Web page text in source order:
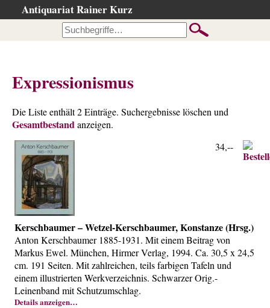
Antiquariat Rainer Kurz
…nach Beschreibung
…nach Kategorie
…nach Schlagwort
…nach Person
Neuzugänge
…der letzten Wochen
…der letzten Tage
Suchergebnisse
Ankauf
Warenkorb
Über uns
Kontakt
Expressionismus
Die Liste enthält 2 Einträge. Suchergebnisse löschen und
Gesamtbestandanzeigen.
Kerschbaumer – Wetzel-Kerschbaumer, Konstanze (Hrsg.)
Anton Kerschbaumer 1885-1931. Mit einem Beitrag von
Markus Ewel. München, Hirmer Verlag, 1994. Ca. 30,5 x 24,5
cm. 191 Seiten. Mit zahlreichen, teils farbigen Tafeln und
einem illustrierten Werkverzeichnis. Schwarzer Orig.-
Leinenband mit Schutzumschlag.
Details anzeigen…
34,--